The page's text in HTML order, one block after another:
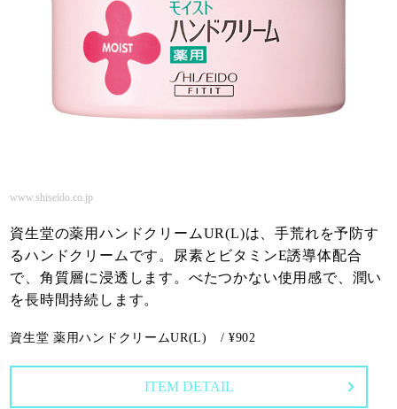
www.shiseido.co.jp
資生堂の薬用ハンドクリームUR(L)は、手荒れを予防す
るハンドクリームです。尿素とビタミンE誘導体配合
で、角質層に浸透します。べたつかない使用感で、潤い
を長時間持続します。
資生堂 薬用ハンドクリームUR(L) / ¥902
ITEM DETAIL